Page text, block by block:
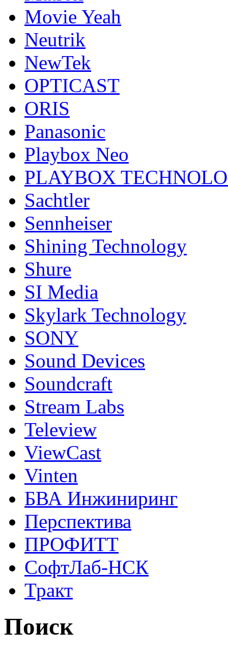
Movie Yeah
Neutrik
NewTek
OPTICAST
ORIS
Panasonic
Playbox Neo
PLAYBOX
Sachtler
Sennheiser
Shining Technology
Shure
SI Media
Skylark Technology
SONY
Sound Devices
Soundcraft
Stream Labs
Teleview
ViewCast
Vinten
БВА Инжиниринг
Перспектива
ПРОФИТТ
СофтЛаб-НСК
Тракт
Поиск